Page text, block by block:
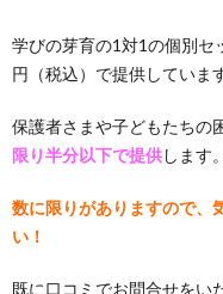
学びの芽育の1対1の個別セ
円（税込）で提供しています
保護者さまや子どもたちの
限り半分以下で提供します。
数に限りがありますので、
い！
既に口コミでお問合せをい